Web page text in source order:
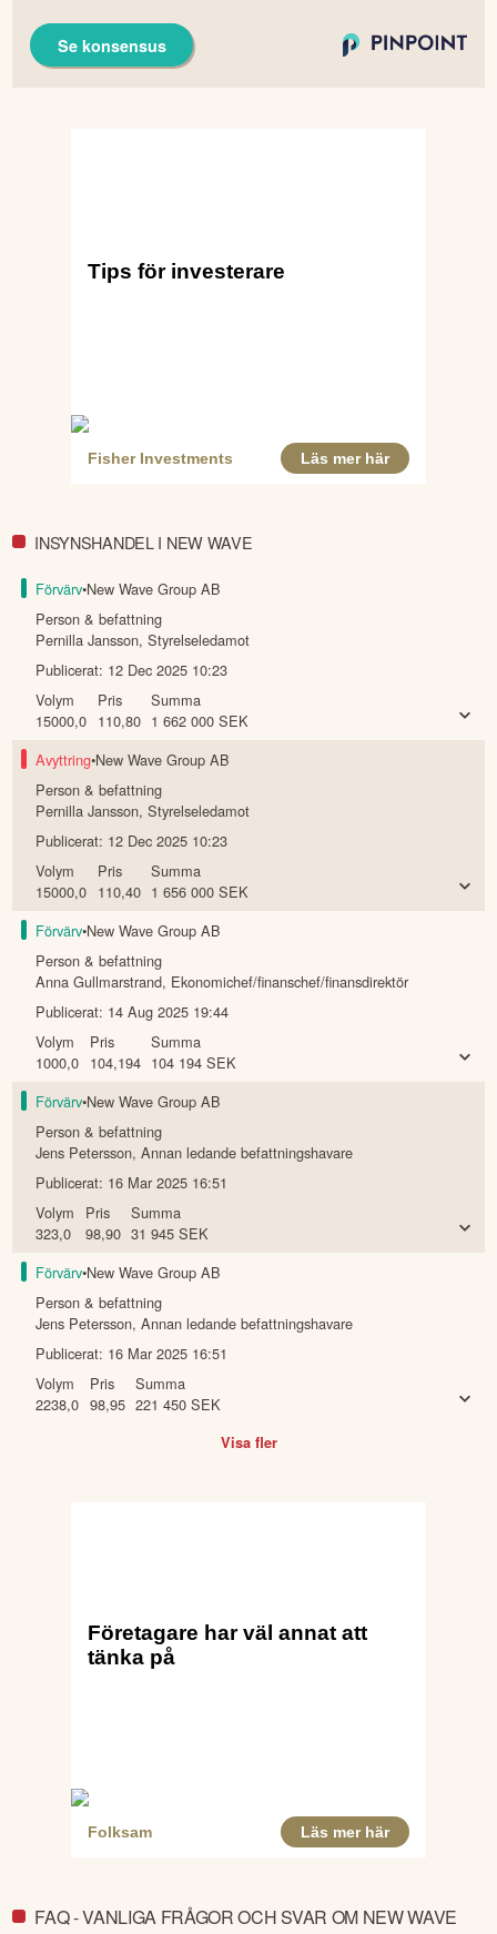
Se konsensus
INSYNSHANDEL I NEW WAVE
Förvärv•New Wave Group AB
Person & befattning
Pernilla Jansson,Styrelseledamot
Publicerat: 12 Dec 2025 10:23
Volym
15000,0
Pris
110,80
Summa
1 662 000 SEK
Avyttring•New Wave Group AB
Person & befattning
Pernilla Jansson,Styrelseledamot
Publicerat: 12 Dec 2025 10:23
Volym
15000,0
Pris
110,40
Summa
1 656 000 SEK
Förvärv•New Wave Group AB
Person & befattning
Anna Gullmarstrand, Ekonomichef/finanschef/finansdirektör
Publicerat: 14 Aug 2025 19:44
Volym
1000,0
Pris
104,194
Summa
104 194 SEK
Förvärv•New Wave Group AB
Person & befattning
Jens Petersson,Annan ledande befattningshavare
Publicerat: 16 Mar 2025 16:51
Volym
323,0
Pris
98,90
Summa
31 945 SEK
Förvärv•New Wave Group AB
Person & befattning
Jens Petersson,Annan ledande befattningshavare
Publicerat: 16 Mar 2025 16:51
Volym
2238,0
Pris
98,95
Summa
221 450 SEK
Visa fler
FAQ - VANLIGA FRÅGOR OCH SVAR OM NEW WAVE